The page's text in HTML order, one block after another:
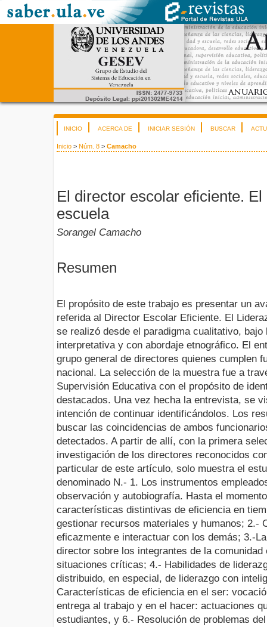
INICIO ACERCA DE INICIAR SESIÓN BUSCAR
Inicio > Núm. 8 > Camacho
El director escolar eficiente.
escuela
Sorangel Camacho
Resumen
El propósito de este trabajo es presentar un
referida al Director Escolar Eficiente. El
se realizó desde el paradigma cualitativo,
interpretativa y con abordaje etnográfico. El
grupo general de directores quienes cumplen
nacional. La selección de la muestra fue a
Supervisión Educativa con el propósito de
destacados. Una vez hecha la entrevista, se
intención de continuar identificándolos. Los
buscar las coincidencias de ambos
detectados. A partir de allí, con la primera
investigación de los directores reconocidos
particular de este artículo, solo muestra el
denominado N.- 1. Los instrumentos
observación y autobiografía. Hasta el
características distintivas de eficiencia en
gestionar recursos materiales y humanos; 2.-
eficazmente e interactuar con los demás; 3.-
director sobre los integrantes de la
situaciones críticas; 4.- Habilidades de
distribuido, en especial, de liderazgo con
Características de eficiencia en el ser:
entrega al trabajo y en el hacer: actuaciones
estudiantes, y 6.- Resolución de problemas